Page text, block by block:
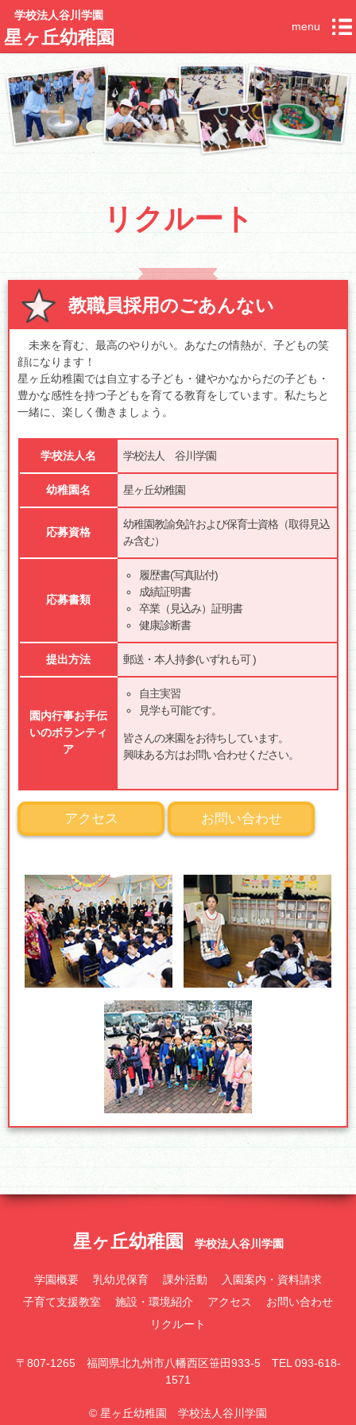
学校法人谷川学園
星ヶ丘幼稚園
menu
リクルート
教職員採用のごあんない
未来を育む、最高のやりがい。あなたの情熱が、子どもの笑
顔になります！
星ヶ丘幼稚園では自立する子ども・健やかなからだの子ども・
豊かな感性を持つ子どもを育てる教育をしています。私たちと
一緒に、楽しく働きましょう。
学校法人名 学校法人 谷川学園
幼稚園名 星ヶ丘幼稚園
応募資格
幼稚園教諭免許および保育士資格（取得見込
み含む）
応募書類
履歴書(写真貼付)
成績証明書
卒業（見込み）証明書
健康診断書
提出方法 郵送・本人持参(いずれも可 )
園内行事お手伝
いのボランティ
ア
自主実習
見学も可能です。
皆さんの来園をお待ちしています。
興味ある方はお問い合わせください。
アクセス お問い合わせ
星ヶ丘幼稚園 学校法人谷川学園
学園概要 乳幼児保育 課外活動
入園案内・資料請求
子育て支援教室
施設・環境紹介 アクセス
お問い合わせ
リクルート
〒807-1265 福岡県北九州市八幡西区笹田933-5 TEL 093-618-
1571
© 星ヶ丘幼稚園 学校法人谷川学園